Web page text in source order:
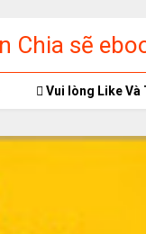
Chia sẽ
tập miễn
Vui lòng Like Và